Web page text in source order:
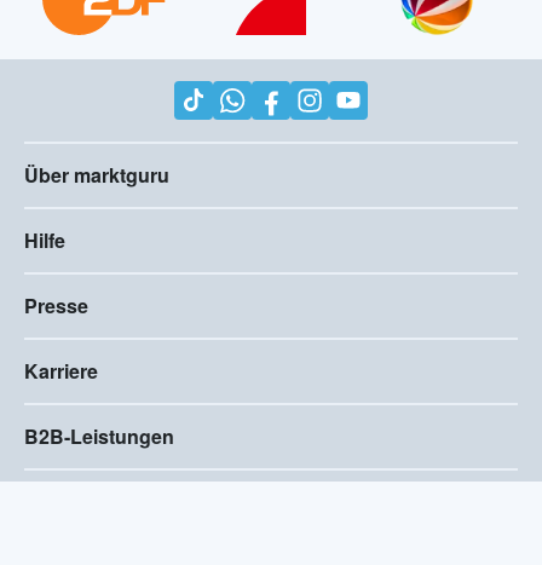
Über marktguru
Hilfe
Presse
Karriere
B2B-Leistungen